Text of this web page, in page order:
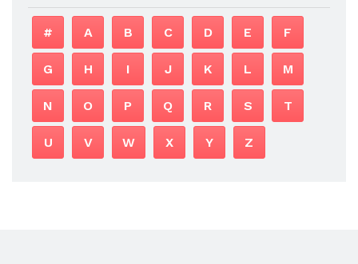
# A B C D E F
G H I J K L M
N O P Q R S T
U V W X Y Z